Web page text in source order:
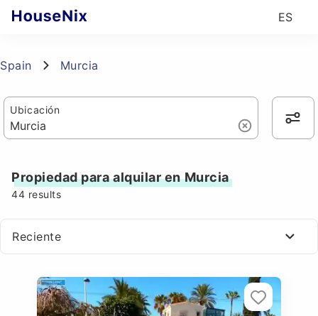
ES
Spain Murcia
Ubicación
Propiedad para alquilar en Murcia
44 results
Reciente